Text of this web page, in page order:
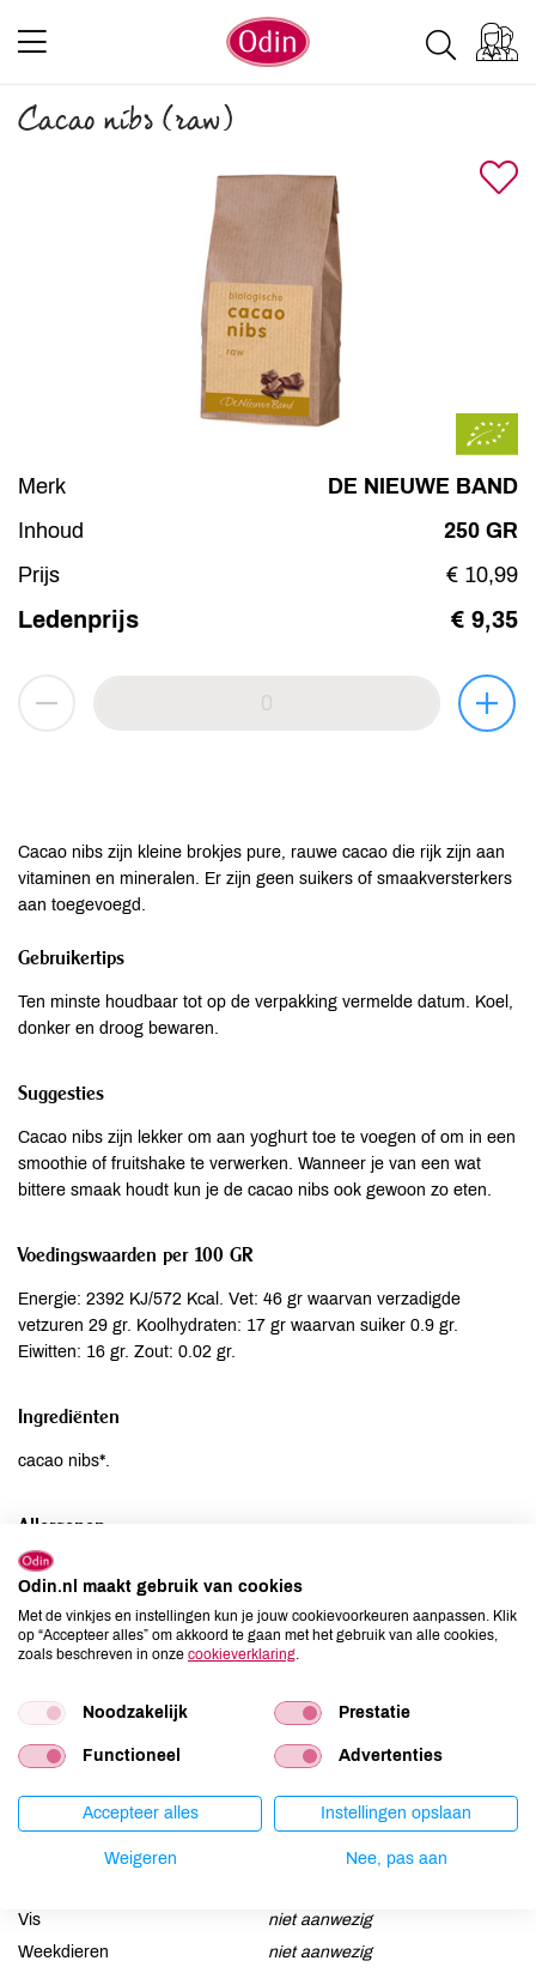
Cacao nibs (raw)
Merk
DE NIEUWE BAND
Inhoud
250 GR
Prijs
€ 10,99
Ledenprijs € 9,35
Cacao nibs zijn kleine brokjes pure, rauwe cacao die rijk zijn aan
vitaminen en mineralen. Er zijn geen suikers of smaakversterkers
aan toegevoegd.
Gebruikertips
Ten minste houdbaar tot op de verpakking vermelde datum. Koel,
donker en droog bewaren.
Suggesties
Cacao nibs zijn lekker om aan yoghurt toe te voegen of om in een
smoothie of fruitshake te verwerken. Wanneer je van een wat
bittere smaak houdt kun je de cacao nibs ook gewoon zo eten.
Voedingswaarden per 100 GR
Energie: 2392 KJ/572 Kcal. Vet: 46 gr waarvan verzadigde
vetzuren 29 gr. Koolhydraten: 17 gr waarvan suiker 0.9 gr.
Eiwitten: 16 gr. Zout: 0.02 gr.
Ingrediënten
cacao nibs*.
Allergenen
Aardnoten
Gluten
kan bevatten
niet aanwezig
Lupine
niet aanwezig
Noten
kan bevatten
Schaaldieren
niet aanwezig
Selderij
niet aanwezig
kan bevatten
Vis
niet aanwezig
Weekdieren
niet aanwezig
Odin.nl maakt gebruik van cookies
Met de vinkjes en instellingen kun je jouw cookievoorkeuren aanpassen. Klik
op “Accepteer alles” om akkoord te gaan met het gebruik van alle cookies,
zoals beschreven in onze cookieverklaring
Noodzakelijk Prestatie
Functioneel Advertenties
Accepteer alles Instellingen opslaan
Weigeren Nee, pas aan